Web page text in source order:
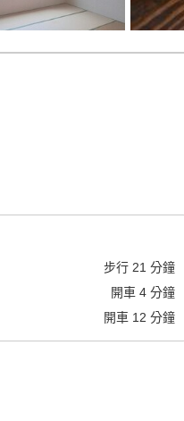
步行 21 分鐘
開車 4分鐘
開車 12 分鐘